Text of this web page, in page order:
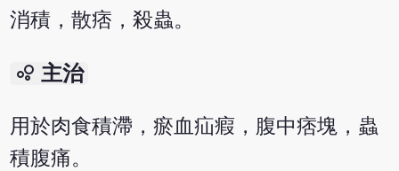
消積，散痞，殺蟲。
bubble_chart 主治
用於肉食積滯，瘀血疝瘕，腹中痞塊，蟲
積腹痛。